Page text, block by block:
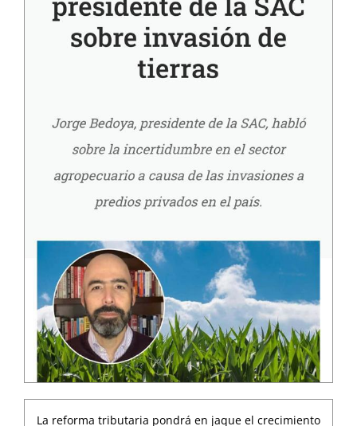
La reforma tributaria pondrá en jaque el crecimiento